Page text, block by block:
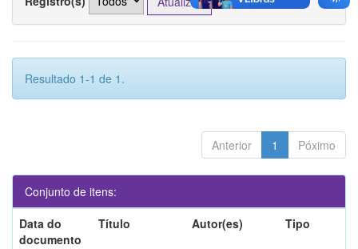
Resultado 1-1 de 1.
Anterior 1 Póximo
Conjunto de itens:
Data do
documento
Título Autor(es) Tipo